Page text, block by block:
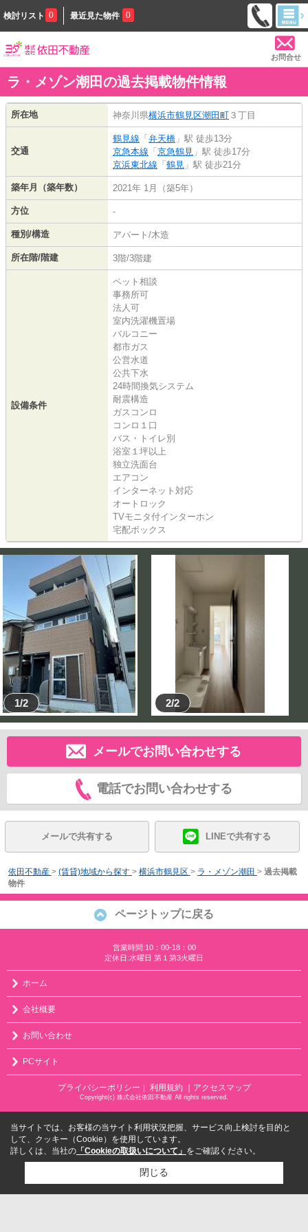
検討リスト 0 最近見た物件 0
お問合せ
ラ・メゾン潮田の過去掲載物件情報
所在地 神奈川県横浜市鶴見区潮田町 ３丁目
交通
鶴見線 「 弁天橋 」駅 徒歩13分
京急本線 「 京急鶴見 」駅 徒歩17分
京浜東北線 「 鶴見 」駅 徒歩21分
築年月（築年数） 2021年 1月（築5年）
方位 -
種別/構造 アパート/木造
所在階/階建 3階/3階建
設備条件
ペット相談
事務所可
法人可
室内洗濯機置場
バルコニー
都市ガス
公営水道
公共下水
24時間換気システム
耐震構造
ガスコンロ
コンロ１口
バス・トイレ別
浴室１坪以上
独立洗面台
エアコン
インターネット対応
オートロック
TVモニタ付インターホン
宅配ボックス
1/2 2/2
メールでお問い合わせする
電話でお問い合わせする
メールで共有する LINEで共有する
依田不動産 > (賃貸)地域から探す > 横浜市鶴見区 > ラ・メゾン潮田 > 過去掲載
物件
ページトップに戻る
営業時間:10：00-18：00
定休日:水曜日 第１第3火曜日
ホーム
会社概要
お問い合わせ
PCサイト
プライバシーポリシー ｜ 利用規約 ｜アクセスマップ
Copyright(c) 株式会社依田不動産 All rights reserved.
当サイトでは、お客様の当サイト利用状況把握、サービス向上検討を目的と
して、クッキー（Cookie）を使用しています。
詳しくは、当社の 「Cookieの取扱いについて」 をご確認ください。
閉じる